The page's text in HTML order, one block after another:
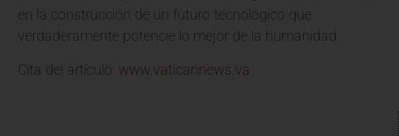
en la construcción de un futuro tecnológico que
verdaderamente potencie lo mejor de la humanidad.
Cita del artículo: www.vaticannews.va